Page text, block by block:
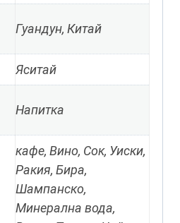
Гуандун, Китай
Яситай
Напитка
кафе, Вино, Сок, Уиски,
Ракия, Бира,
Шампанско,
Минерална вода,